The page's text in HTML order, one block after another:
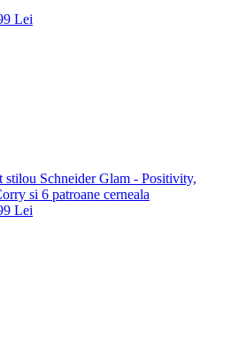
Lei
stilou Schneider Glam - Positivity,
si 6 patroane cerneala
Lei